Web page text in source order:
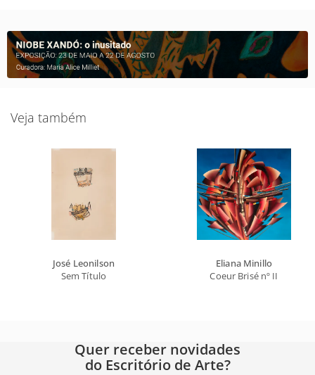
Veja também
José Leonilson
Sem Título
Eliana Minillo
Coeur Brisé nº II
Quer receber novidades
do Escritório de Arte?